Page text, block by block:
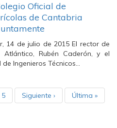
Oficial de
de Cantabria
14 de julio de 2015 El rector de
Rubén Caderón, y el
Ingenieros Técnicos…
5 Siguiente › Última »